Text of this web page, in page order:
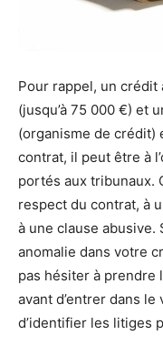
Pour rappel, un crédit
(jusqu’à 75 000 €) et
(organisme de crédit)
contrat, il peut être à
portés aux tribunaux.
respect du contrat, à
à une clause abusive.
anomalie dans votre
pas hésiter à prendre
avant d’entrer dans
d’identifier les litiges